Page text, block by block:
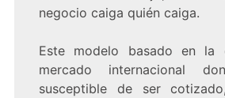
negocio caiga quién caiga.
Este modelo basado en la
mercado internacional
susceptible de ser